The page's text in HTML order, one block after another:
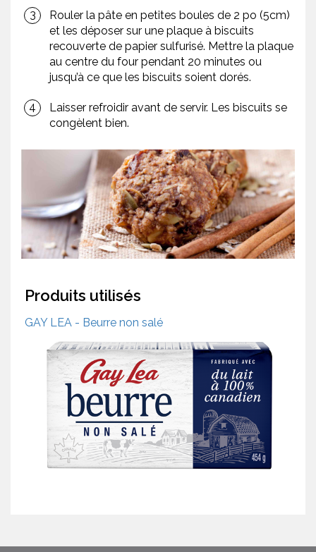
Rouler la pâte en petites boules de 2 po (5cm)
et les déposer sur une plaque à biscuits
recouverte de papier sulfurisé. Mettre la plaque
au centre du four pendant 20 minutes ou
jusqu’à ce que les biscuits soient dorés.
Laisser refroidir avant de servir. Les biscuits se
congèlent bien.
Produits utilisés
GAY LEA - Beurre non salé